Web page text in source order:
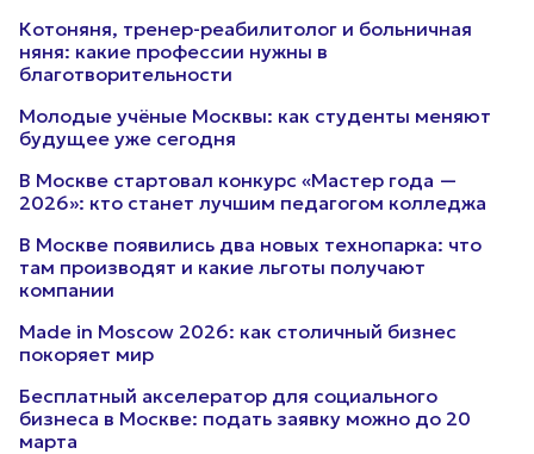
Котоняня, тренер-реабилитолог и больничная
няня: какие профессии нужны в
благотворительности
Молодые учёные Москвы: как студенты меняют
будущее уже сегодня
В Москве стартовал конкурс «Мастер года —
2026»: кто станет лучшим педагогом колледжа
В Москве появились два новых технопарка: что
там производят и какие льготы получают
компании
Made in Moscow 2026: как столичный бизнес
покоряет мир
Бесплатный акселератор для социального
бизнеса в Москве: подать заявку можно до 20
марта